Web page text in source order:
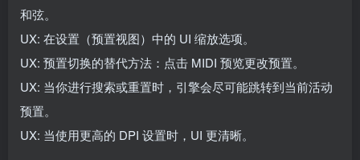
和弦。
UX: 在设置（预置视图）中的 UI 缩放选项。
UX: 预置切换的替代方法：点击 MIDI 预览更改预置。
UX: 当你进行搜索或重置时，引擎会尽可能跳转到当前活动
预置。
UX: 当使用更高的 DPI 设置时，UI 更清晰。